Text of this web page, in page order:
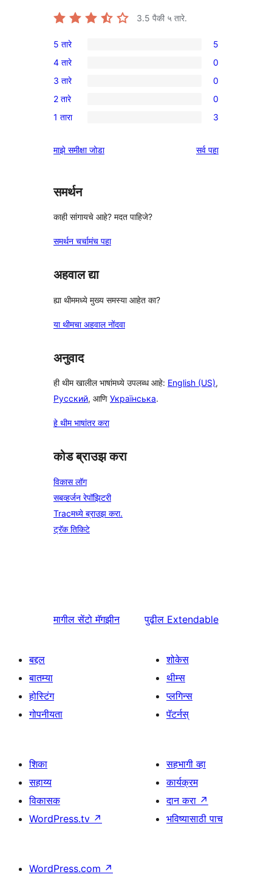
3.5 पैकी ५ तारे.
5
5-
तारांकित
परीक्षणे
5 तारे 5
0
4-
तारांकित
परीक्षणे
4 तारे 0
0
3-
तारांकित
3 तारे 0
0
2-
परीक्षणे
2 तारे 0
3
तारांकित
1 तारा 3
माझे समीक्षा जोडा सर्वपुनरावलोकने
पहा
समर्थन
काही सांगायचे आहे? मदत पाहिजे?
समर्थन चर्चामंच पहा
अहवाल द्या
ह्या थीममध्ये मुख्य समस्या आहेत का?
या थीमचा अहवाल नोंदवा
अनुवाद
ही थीम खालील भाषांमध्ये उपलब्ध आहे: English (US),
Русский, आणि Українська.
हे थीम भाषांतर करा
कोड ब्राउझ करा
विकास लॉग
सबव्हर्जन रेपॉझिटरी
Tracमध्ये ब्राउझ करा.
ट्रॅक तिकिटे
मागील सेंटो मॅगझीन पुढील Extendable
बद्दल
बातम्या
होस्टिंग
गोपनीयता
शोकेस
थीम्स
प्लगिन्स
पॅटर्नस्
शिका
सहाय्य
विकासक
WordPress.tv ↗
सहभागी व्हा
कार्यक्रम
दान करा ↗
भविष्यासाठी पाच
WordPress.com ↗